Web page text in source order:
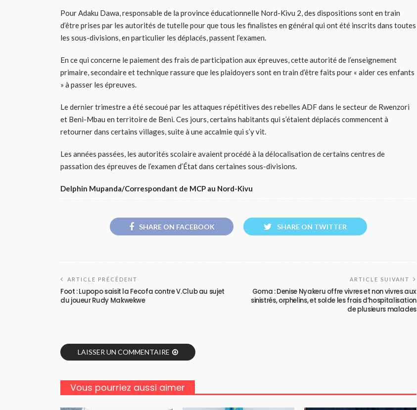
Pour Adaku Dawa, responsable de la province éducationnelle Nord-Kivu 2, des dispositions sont en train
d’être prises par les autorités de tutelle pour que tous les finalistes en général qui ont été inscrits dans toutes
les sous-divisions, en particulier les déplacés, passent l’examen.
En ce qui concerne le paiement des frais de participation aux épreuves, cette autorité de l’enseignement
primaire, secondaire et technique rassure que les plaidoyers sont en train d’être faits pour « aider ces enfants
» à passer les épreuves.
Le dernier trimestre a été secoué par les attaques répétitives des rebelles ADF dans le secteur de Rwenzori
et Beni-Mbau en territoire de Beni. Ces jours, certains habitants qui s’étaient déplacés commencent à
retourner dans certains villages, suite à une accalmie qui s’y vit.
Les années passées, les autorités scolaire avaient procédé à la délocalisation de certains centres de
passation des épreuves de l’examen d’État dans certaines sous-divisions.
Delphin Mupanda/Correspondant de MCP au Nord-Kivu
SHARE ON FACEBOOK SHARE ON TWITTER
ARTICLE PRÉCÉDENT
Foot : Lupopo saisit la Fecofa contre V.Club au sujet
du joueur Rudy Makwekwe
ARTICLE SUIVANT
Goma : Denise Nyakeru offre vivres et non vivres aux
sinistrés, orphelins, et solde les frais d’hospitalisation
de plusieurs malades
LAISSER UN COMMENTAIRE
Vous pourriez aussi aimer